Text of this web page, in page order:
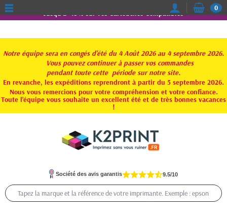
Jusqu'à -15% sur vos Cartouches Compatibles
Notre équipe sera en congés d'été du 4 Août 2026 au 4 septembre 2026.
Vous pouvez continuer à passer vos commandes
pendant toute cette période sur notre site.
En revanche, les expéditions reprendront à partir du 5 septembre 2026.
Nous vous remercions pour votre compréhension et votre confiance.
Toute l'équipe vous souhaite un excellent été et de très bonnes vacances
!
0
Société des avis garantis 9.5/10